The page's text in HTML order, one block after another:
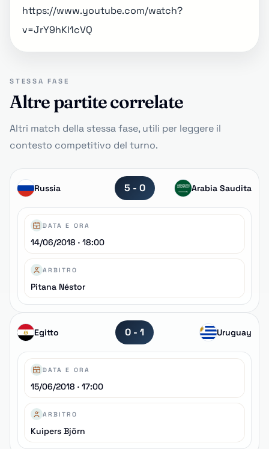
https://www.youtube.com/watch?
v=JrY9hKl1cVQ
STESSA FASE
Altre partite correlate
Altri match della stessa fase, utili per leggere il
contesto competitivo del turno.
Russia 5 - 0 Arabia Saudita
DATA E ORA
14/06/2018 · 18:00
ARBITRO
Pitana Néstor
Egitto 0 - 1 Uruguay
DATA E ORA
15/06/2018 · 17:00
ARBITRO
Kuipers Björn